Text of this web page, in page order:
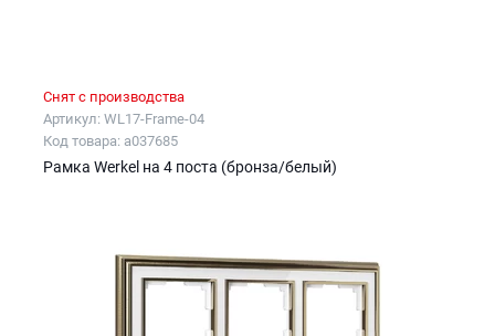
Снят с производства
Артикул: WL17-Frame-04
Код товара: a037685
Рамка Werkel на 4 поста (бронза/белый)